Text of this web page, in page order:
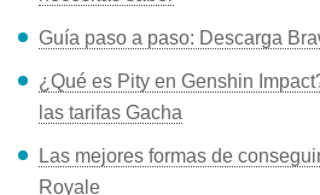
Guía paso a paso: Descarga
¿Qué es Pity en Genshin
las tarifas Gacha
Las mejores formas de
Royale